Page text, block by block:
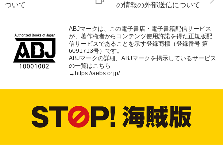
ついて
の情報の外部送信について
ABJマークは、この電子書店・電子書籍配信サービス
が、著作権者からコンテンツ使用許諾を得た正規版配
信サービスであることを示す登録商標（登録番号 第
6091713号）です。
ABJマークの詳細、ABJマークを掲示しているサービス
の一覧はこちら
→https://aebs.or.jp/